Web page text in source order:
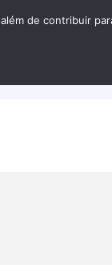
de contribuir